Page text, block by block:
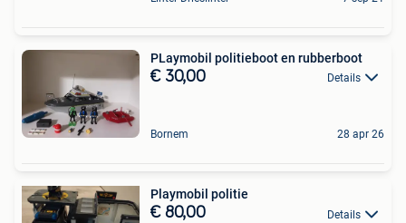
PLaymobil politieboot en rubberboot
€ 30,00 Details
Bornem 28 apr 26
Playmobil politie
€ 80,00 Details